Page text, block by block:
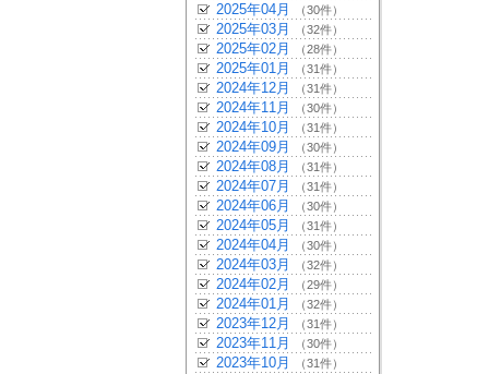
2025年04月 （30件）
2025年03月 （32件）
2025年02月 （28件）
2025年01月 （31件）
2024年12月 （31件）
2024年11月 （30件）
2024年10月 （31件）
2024年09月 （30件）
2024年08月 （31件）
2024年07月 （31件）
2024年06月 （30件）
2024年05月 （31件）
2024年04月 （30件）
2024年03月 （32件）
2024年02月 （29件）
2024年01月 （32件）
2023年12月 （31件）
2023年11月 （30件）
2023年10月 （31件）